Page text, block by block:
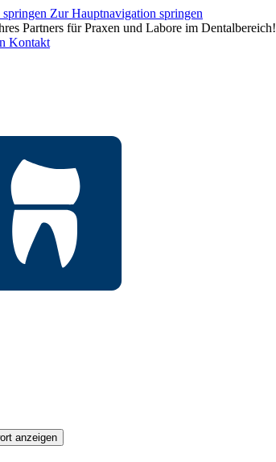
Zur Hauptnavigation springen
Partners für Praxen und Labore im Dentalbereich!
Kontakt
anzeigen